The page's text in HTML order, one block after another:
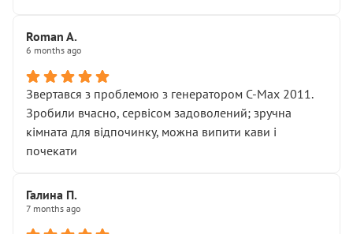
Roman A.
6 months ago
Звертався з проблемою з генератором C-Max 2011.
Зробили вчасно, сервісом задоволений; зручна
кімната для відпочинку, можна випити кави і
почекати
Галина П.
7 months ago